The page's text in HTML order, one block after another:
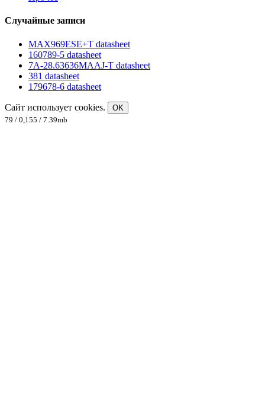
Случайные записи
MAX969ESE+T datasheet
160789-5 datasheet
7A-28.63636MAAJ-T datasheet
381 datasheet
179678-6 datasheet
Сайт использует cookies.
OK
79 / 0,155 / 7.39mb